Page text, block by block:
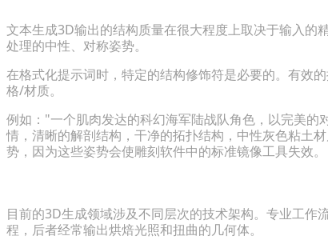
文本生成3D输出的结构质量在很大程度上取决于输入的
处理的中性、对称姿势。
在格式化提示词时，特定的结构修饰符是必要的。有效
格/材质。
例如："一个肌肉发达的科幻海军陆战队角色，以完美
情，清晰的解剖结构，干净的拓扑结构，中性灰色粘土
势，因为这些姿势会使雕刻软件中的标准镜像工具失效。
目前的3D生成领域涉及不同层次的技术架构。专业工
程，后者经常输出烘焙光照和扭曲的几何体。